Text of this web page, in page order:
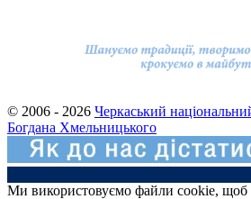
© 2006 - 2026 Черкаський
Богдана Хмельницького
Ми використовуємо файли cookie, щоб